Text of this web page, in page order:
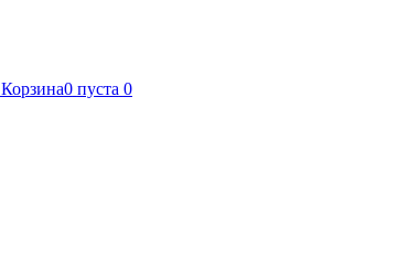
Корзина0 пуста 0